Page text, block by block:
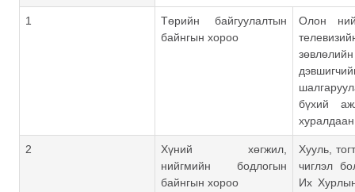
1
Төрийн байгуулалтын
байнгын хороо
Олон
бүхий
хуралдаан
2
Хүний хөгжил,
нийгмийн бодлогын
байнгын хороо
Хууль,
чиглэл
Их